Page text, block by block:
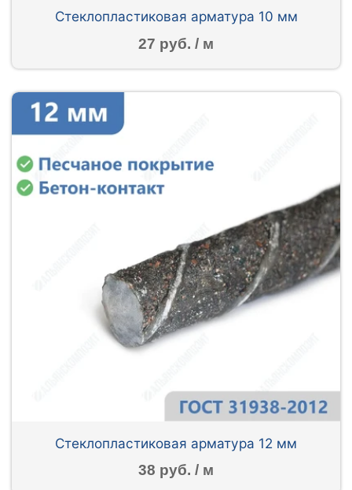
Стеклопластиковая арматура 10 мм
27 руб. / м
Стеклопластиковая арматура 12 мм
38 руб. / м